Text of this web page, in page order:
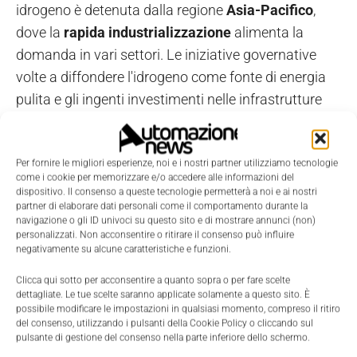
Per fornire le migliori esperienze, noi e i nostri partner utilizziamo tecnologie
come i cookie per memorizzare e/o accedere alle informazioni del
dispositivo. Il consenso a queste tecnologie permetterà a noi e ai nostri
partner di elaborare dati personali come il comportamento durante la
navigazione o gli ID univoci su questo sito e di mostrare annunci (non)
personalizzati. Non acconsentire o ritirare il consenso può influire
negativamente su alcune caratteristiche e funzioni.
Clicca qui sotto per acconsentire a quanto sopra o per fare scelte
dettagliate. Le tue scelte saranno applicate solamente a questo sito. È
possibile modificare le impostazioni in qualsiasi momento, compreso il ritiro
del consenso, utilizzando i pulsanti della Cookie Policy o cliccando sul
pulsante di gestione del consenso nella parte inferiore dello schermo.
idrogeno è detenuta dalla regioneAsia-Pacifico,
dove la rapida industrializzazione alimenta la
domanda in vari settori. Le iniziative governative
volte a diffondere l'idrogeno come fonte di energia
pulita e gli ingenti investimenti nelle infrastrutture
costituiscono ulteriori fattori.
In particolare, le esigenze di un'economia
dell'idrogenosono assolute alla luce della crescente
domanda di energia, che richiede lo sviluppo delle
prestazioni e dell'affidabilità delle valvole attraverso
il progresso tecnologico e la ricerca. Inoltre,
l'aumento della quota di energia solare ed eolica nel
mix energetico aumenta la produzione di idrogeno
dall'elettrolisi; per questo sono necessarie soluzioni
di valvole efficaci.